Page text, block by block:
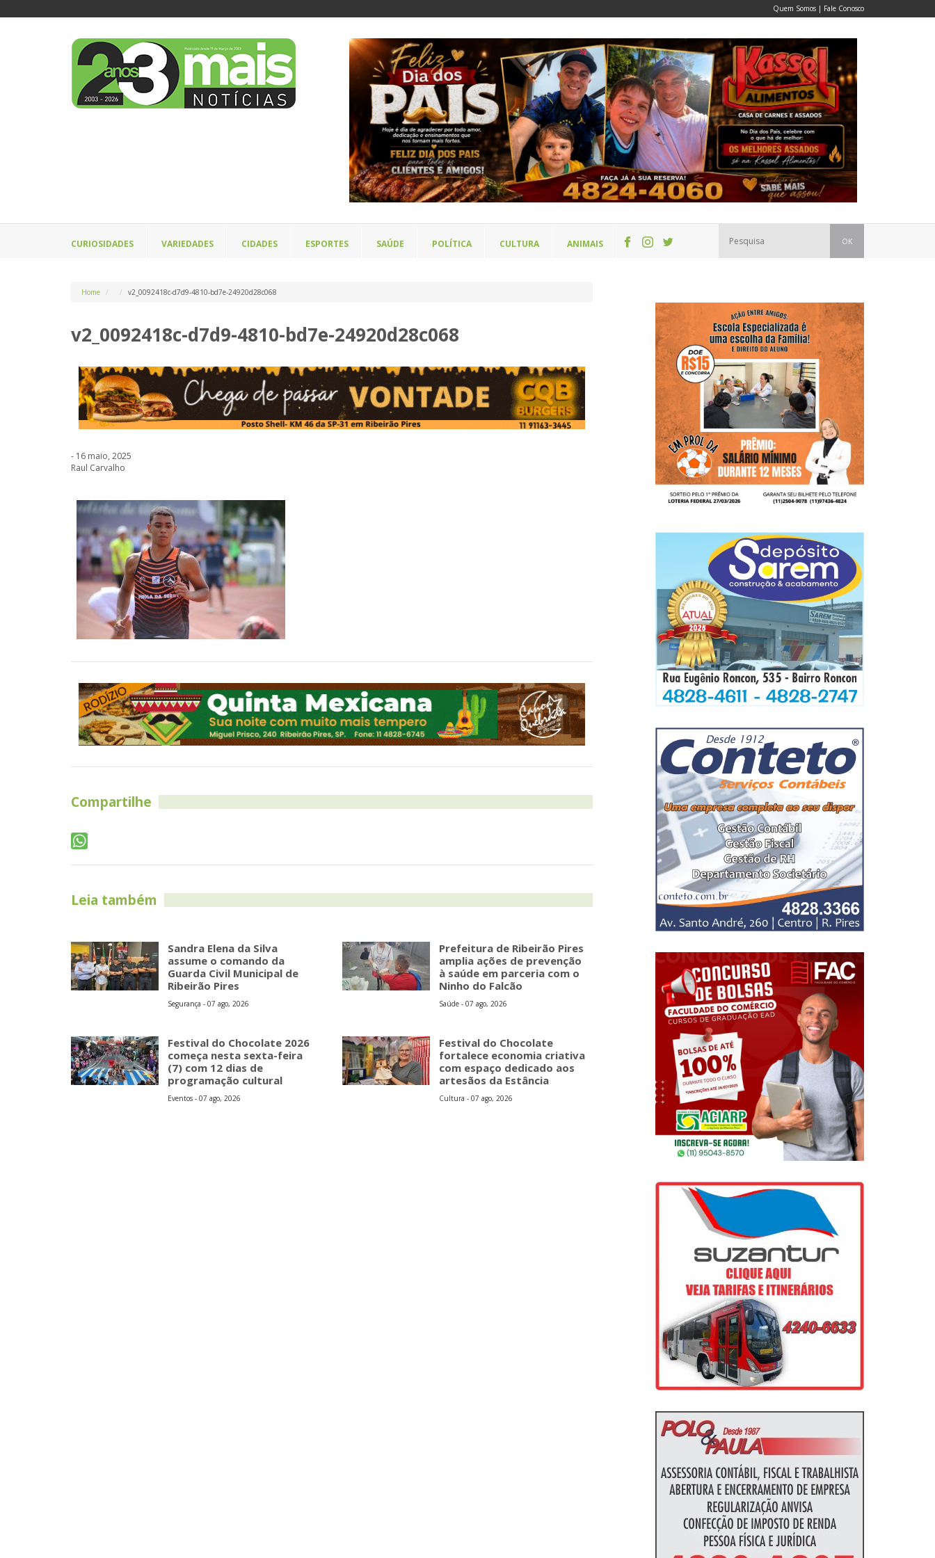
Quem Somos | Fale Conosco
CURIOSIDADES VARIEDADES CIDADES ESPORTES SAÚDE POLÍTICA CULTURA ANIMAIS OK
Home v2_0092418c-d7d9-4810-bd7e-24920d28c068
v2_0092418c-d7d9-4810-bd7e-24920d28c068
- 16 maio, 2025
Raul Carvalho
Compartilhe
Leia também
Sandra Elena da Silva
assume o comando da
Guarda Civil Municipal de
Ribeirão Pires
Segurança - 07 ago, 2026
Prefeitura de Ribeirão Pires
amplia ações de prevenção
à saúde em parceria com o
Ninho do Falcão
Saúde - 07 ago, 2026
Festival do Chocolate 2026
começa nesta sexta-feira
(7) com 12 dias de
programação cultural
Eventos - 07 ago, 2026
Festival do Chocolate
fortalece economia criativa
com espaço dedicado aos
artesãos da Estância
Cultura - 07 ago, 2026